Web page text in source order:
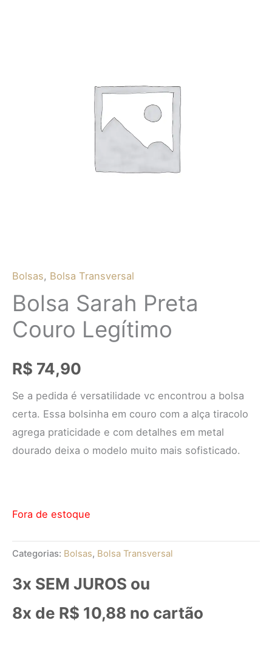
Bolsas, Bolsa Transversal
Bolsa Sarah Preta
Couro Legítimo
R$ 74,90
Se a pedida é versatilidade vc encontrou a bolsa
certa. Essa bolsinha em couro com a alça tiracolo
agrega praticidade e com detalhes em metal
dourado deixa o modelo muito mais sofisticado.
Fora de estoque
Categorias: Bolsas, Bolsa Transversal
3x SEM JUROS ou
8x de R$ 10,88 no cartão